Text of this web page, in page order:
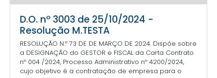
D.O. nº 3003 de 25/10/2024 -
Resolução M.TESTA
RESOLUÇÃO N.º 73 DE DE MARÇO DE 2024. Dispõe sobre
a DESIGNAÇÃO do GESTOR e FISCAL da Carta Contrato
nº 004 /2024, Processo Administrativo nº 4200/2024,
cujo objetivo é a contratação de empresa para o